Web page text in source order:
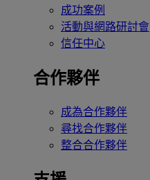
成功案例
活動與網路研討會
信任中心
合作夥伴
成為合作夥伴
尋找合作夥伴
整合合作夥伴